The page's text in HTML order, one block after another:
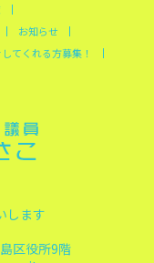
お知らせ
てくれる方募集！
します
区役所9階